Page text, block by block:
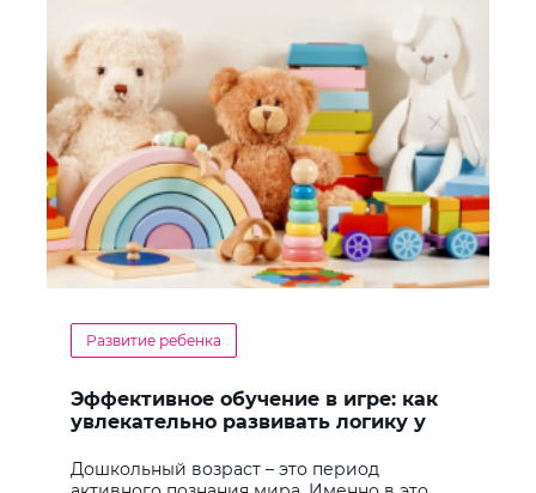
Развитие ребенка
Эффективное обучение в игре: как
увлекательно развивать логику у
Дошкольный возраст – это период